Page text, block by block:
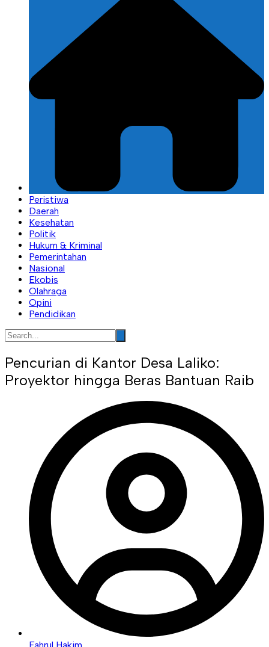
Peristiwa
Daerah
Kesehatan
Politik
Hukum & Kriminal
Pemerintahan
Nasional
Ekobis
Olahraga
Opini
Pendidikan
Pencurian di Kantor Desa Laliko:
Proyektor hingga Beras Bantuan Raib
Fahrul Hakim